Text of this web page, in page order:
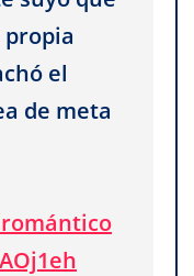
propia
el
de meta